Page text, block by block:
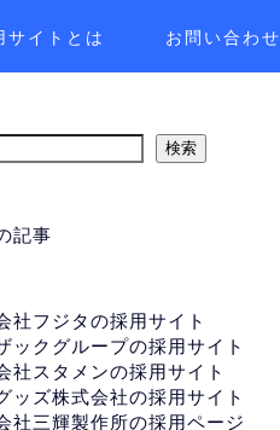
サイトとは お問い合わせ
検索
記事
社フジタの採用サイト
ックグループの採用サイト
社スタメンの採用サイト
ッズ株式会社の採用サイト
社三輝製作所の採用ページ